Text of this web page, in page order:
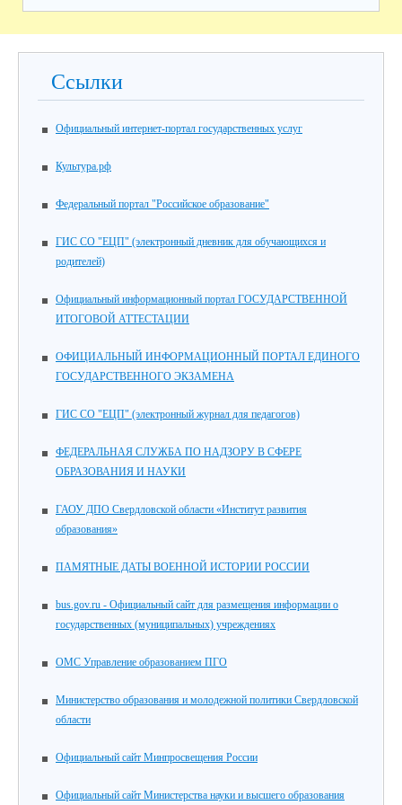
Ссылки
Официальный интернет-портал государственных услуг
Культура.рф
Федеральный портал "Российское образование"
ГИС СО "ЕЦП" (электронный дневник для обучающихся и
родителей)
Официальный информационный портал ГОСУДАРСТВЕННОЙ
ИТОГОВОЙ АТТЕСТАЦИИ
ОФИЦИАЛЬНЫЙ ИНФОРМАЦИОННЫЙ ПОРТАЛ ЕДИНОГО
ГОСУДАРСТВЕННОГО ЭКЗАМЕНА
ГИС СО "ЕЦП" (электронный журнал для педагогов)
ФЕДЕРАЛЬНАЯ СЛУЖБА ПО НАДЗОРУ В СФЕРЕ
ОБРАЗОВАНИЯ И НАУКИ
ГАОУ ДПО Свердловской области «Институт развития
образования»
ПАМЯТНЫЕ ДАТЫ ВОЕННОЙ ИСТОРИИ РОССИИ
bus.gov.ru - Официальный сайт для размещения информации о
государственных (муниципальных) учреждениях
ОМС Управление образованием ПГО
Министерство образования и молодежной политики Свердловской
области
Официальный сайт Минпросвещения России
Официальный сайт Министерства науки и высшего образования